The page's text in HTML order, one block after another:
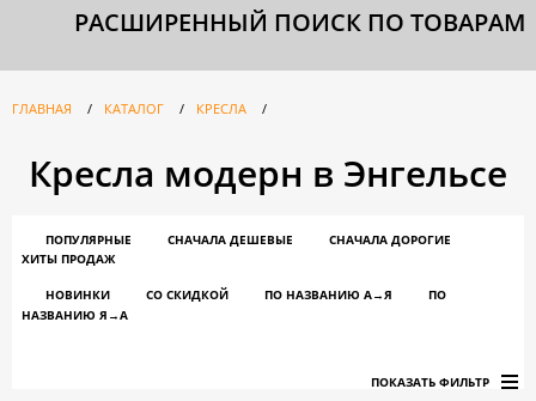
РАСШИРЕННЫЙ ПОИСК ПО ТОВАРАМ
ГЛАВНАЯ / КАТАЛОГ / КРЕСЛА /
Кресла модерн в Энгельсе
ПОПУЛЯРНЫЕ СНАЧАЛА ДЕШЕВЫЕ
СНАЧАЛА ДОРОГИЕ
ХИТЫ ПРОДАЖ
НОВИНКИ СО СКИДКОЙ ПО НАЗВАНИЮ A→Я
ПО
НАЗВАНИЮ Я→А
ПОКАЗАТЬ ФИЛЬТР